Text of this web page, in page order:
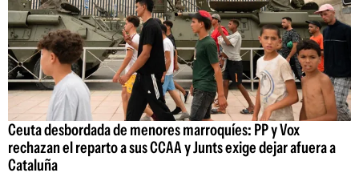
Ceuta desbordada de menores marroquíes: PP y Vox
rechazan el reparto a sus CCAA y Junts exige dejar afuera a
Cataluña